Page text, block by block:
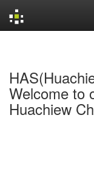
Welcome to
Huachiew